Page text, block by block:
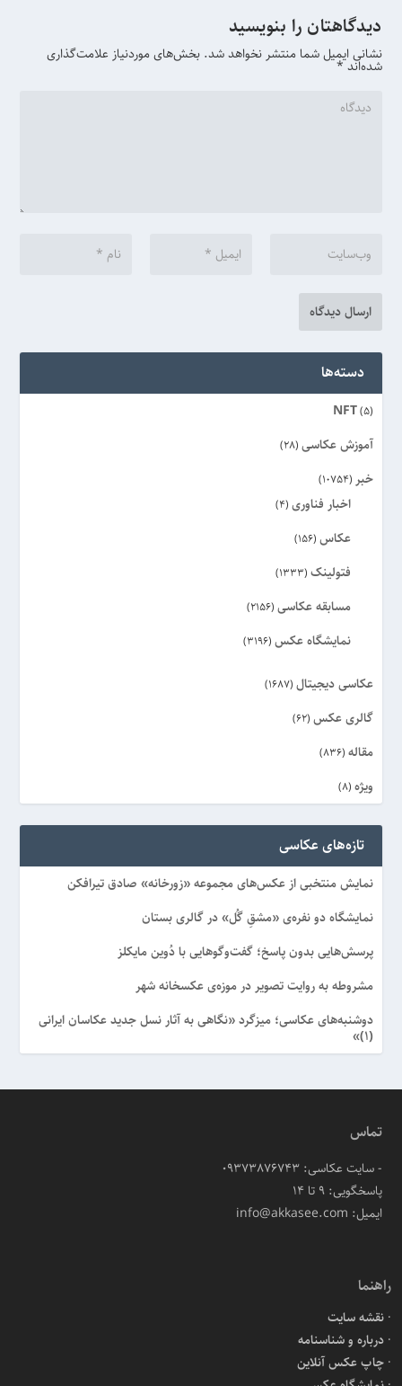
دیدگاهتان را بنویسید
نشانی ایمیل شما منتشر نخواهد شد. بخش‌های موردنیاز علامت‌گذاری
شده‌اند*
دسته‌ها
NFT(5)
آموزش عکاسی (28)
خبر (10754)
اخبار فناوری (4)
عکاس (156)
فتولینک (1333)
مسابقه عکاسی (2156)
نمایشگاه عکس (3196)
عکاسی دیجیتال (1687)
گالری عکس (62)
مقاله (836)
ویژه (8)
تازه‌های عکاسی
نمایش منتخبی از عکس‌های مجموعه «زورخانه» صادق تیرافکن
نمایشگاه دو نفره‌ی «مشقِ گُل» در گالری بستان
پرسش‌هایی بدون پاسخ؛ گفت‌وگوهایی با دُوین مایکلز
مشروطه به روایت تصویر در موزه‌ی عکسخانه شهر
دوشنبه‌های عکاسی؛ میزگرد «نگاهی به آثار نسل جدید عکاسان ایرانی
(۱)»
تماس
- سایت عکاسی: 09373876743
پاسخگویی: ۹ تا ۱۴
ایمیل: info@akkasee.com
راهنما
نقشه سایت
درباره و شناسنامه
چاپ عکس آنلاین